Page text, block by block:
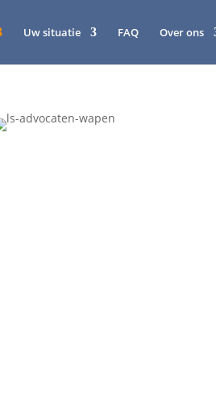
Uw situatie FAQ Over ons